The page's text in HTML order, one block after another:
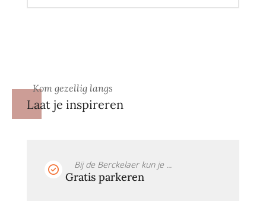
Kom gezellig langs
Laat je inspireren
Bij de Berckelaer kun je ...
Gratis parkeren